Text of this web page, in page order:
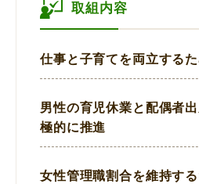
取組内容
仕事と子育てを両立する
男性の育児休業と配偶者
極的に推進
女性管理職割合を維持す